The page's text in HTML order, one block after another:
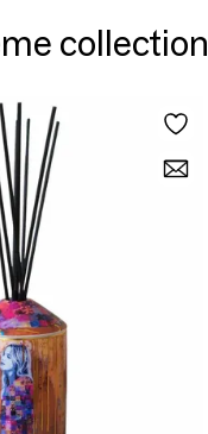
collection